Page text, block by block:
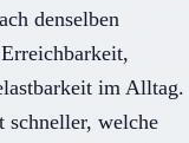
denselben
im Alltag.
schneller, welche